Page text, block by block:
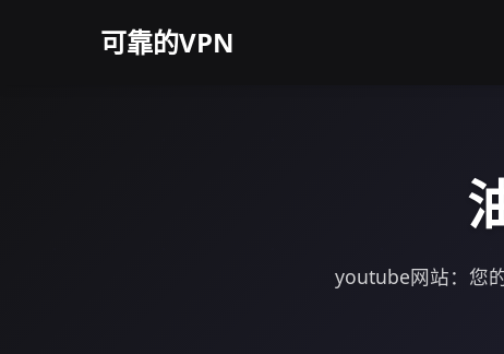
可靠的VPN
youtube网站：您